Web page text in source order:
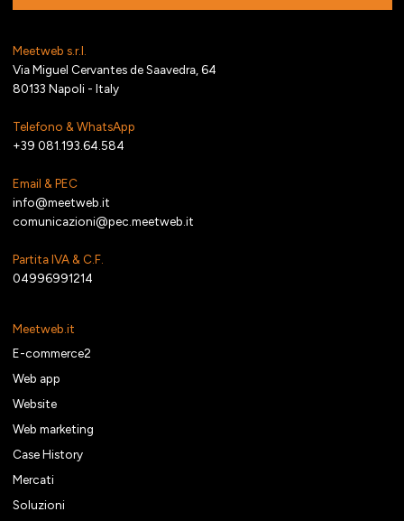
Meetweb s.r.l.
Via Miguel Cervantes de Saavedra, 64
80133 Napoli - Italy
Telefono & WhatsApp
+39 081.193.64.584
Email & PEC
info@meetweb.it
comunicazioni@pec.meetweb.it
Partita IVA & C.F.
04996991214
Meetweb.it
E-commerce2
Web app
Website
Web marketing
Case History
Mercati
Soluzioni